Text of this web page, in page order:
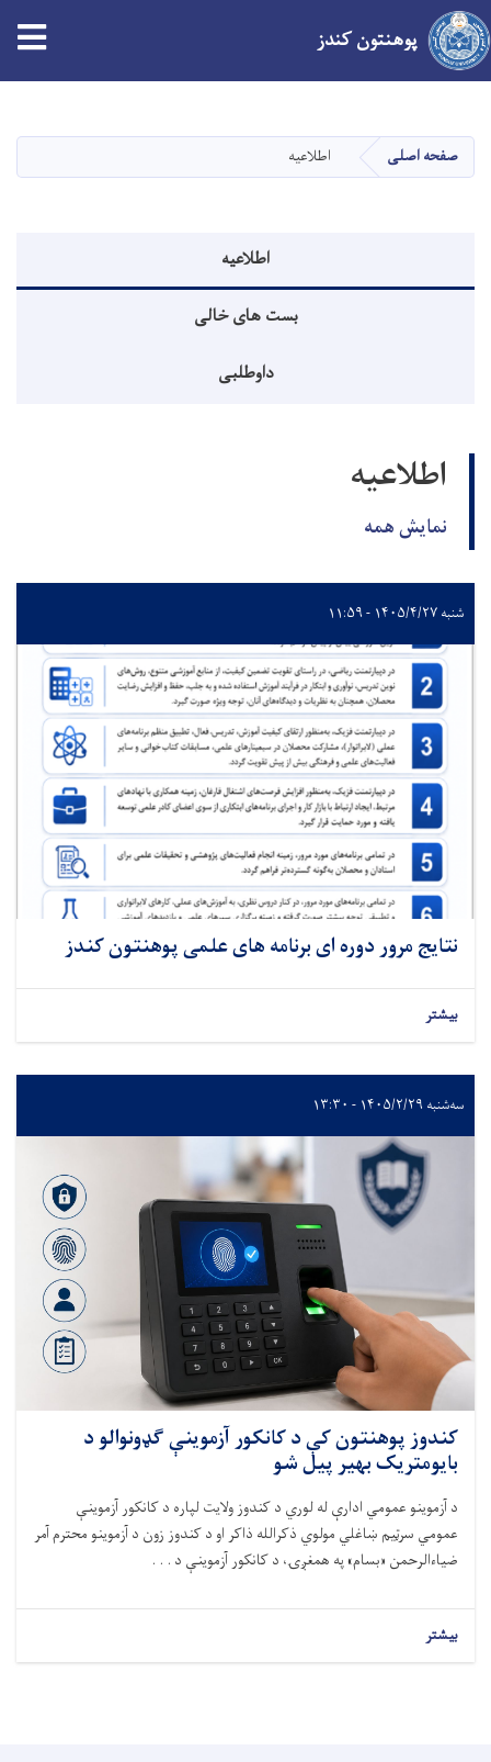
content
پوهنتون کندز
صفحه اصلی اطلاعیه
اطلاعیه
بست های خالی
داوطلبی
اطلاعیه
نمایش همه
شنبه ۱۴۰۵/۴/۲۷ - ۱۱:۵۹
نتایج مرور دوره ای برنامه های علمی پوهنتون کندز
بیشتر
سه‌شنبه ۱۴۰۵/۲/۲۹ - ۱۳:۳۰
کندوز پوهنتون کې د کانکور آزموینې ګډونوالو د
بایومتریک بهیر پیل شو
د آزموینو عمومي ادارې له لوري د کندوز ولایت لپاره د کانکور آزموینې
عمومي سرټیم ښاغلي مولوي ذکرالله ذاکر او د کندوز زون د آزموینو محترم آمر
ضیاءالرحمن «بسام» په همغږۍ، د کانکور آزموینې د . . .
بیشتر